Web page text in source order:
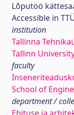
Lõputöö
Accessible in
institution
Tallinna
Tallinn
faculty
School of
department /